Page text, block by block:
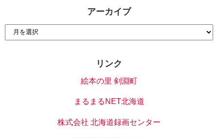
アーカイブ
リンク
絵本の里 剣淵町
まるまるNET北海道
株式会社 北海道録画センター